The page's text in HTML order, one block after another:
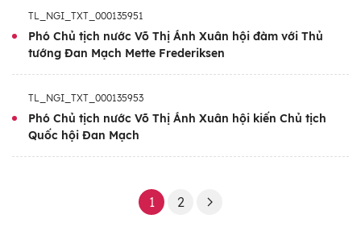
TL_NGI_TXT_000135951
Phó Chủ tịch nước Võ Thị Ánh Xuân hội đàm với Thủ
tướng Đan Mạch Mette Frederiksen
TL_NGI_TXT_000135953
Phó Chủ tịch nước Võ Thị Ánh Xuân hội kiến Chủ tịch
Quốc hội Đan Mạch
1 2